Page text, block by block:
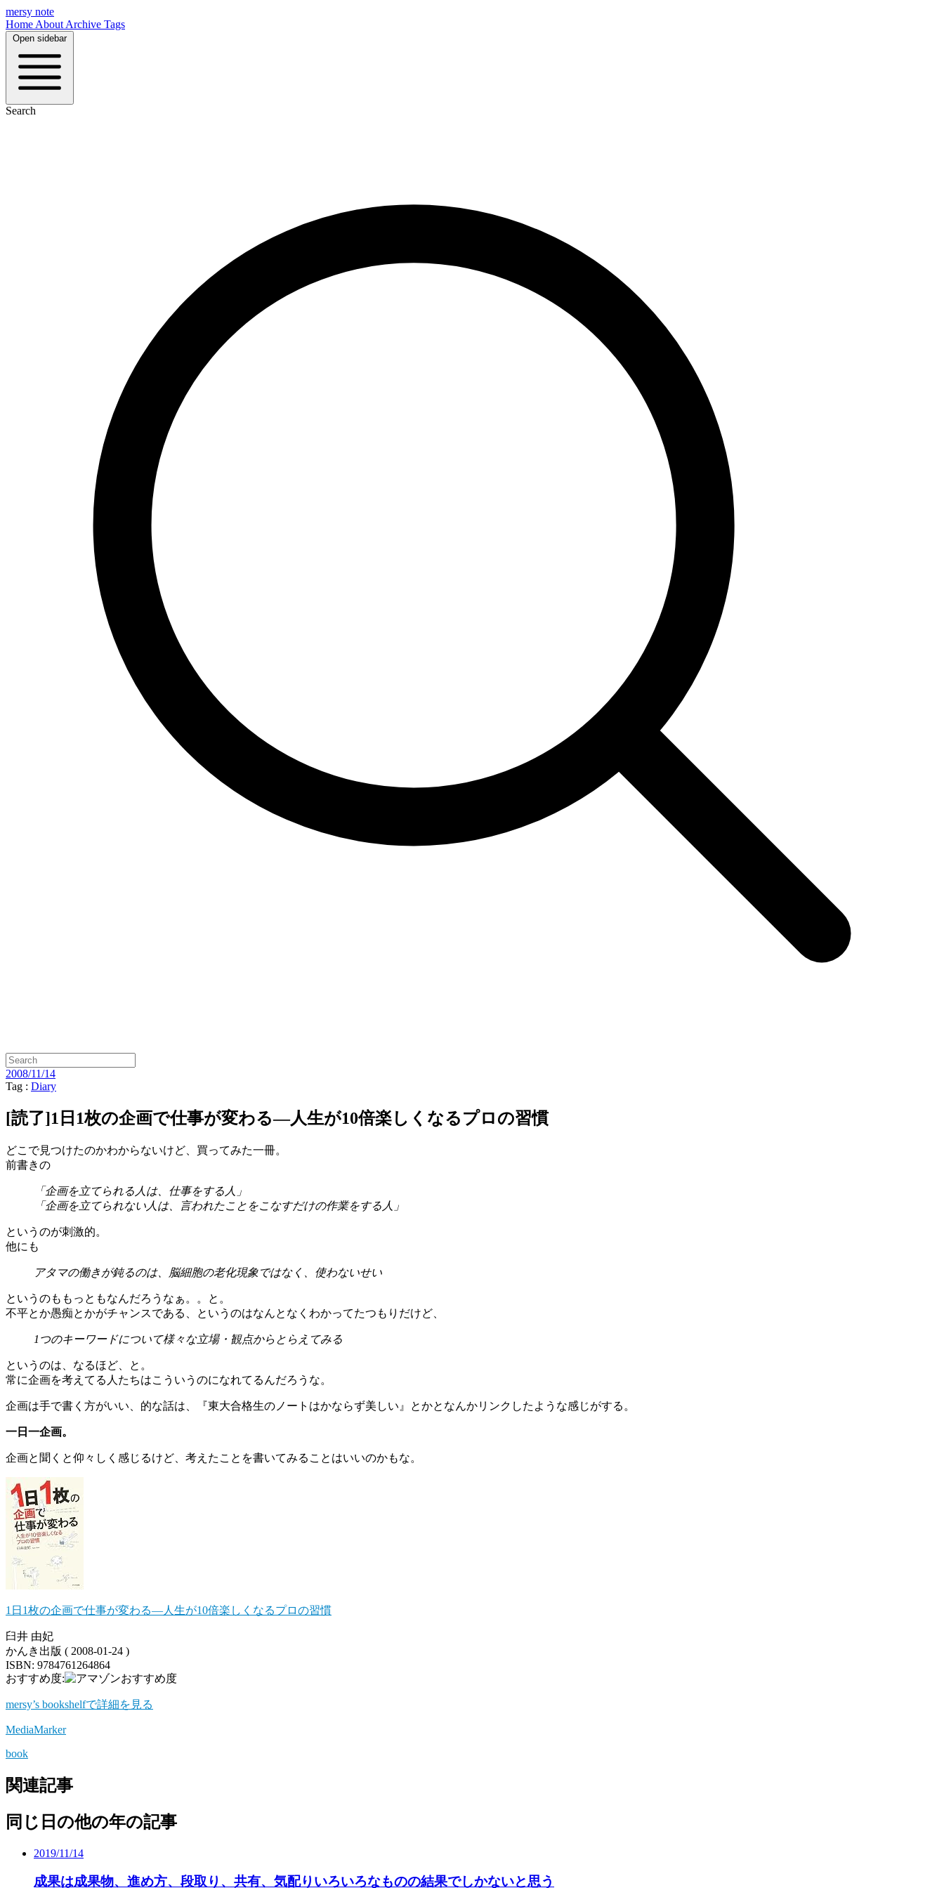
mersy note
Home About Archive Tags
Open sidebar
Search
2008/11/14
Tag : Diary
[読了]1日1枚の企画で仕事が変わる―人生が10倍楽しくなるプロの習慣
どこで見つけたのかわからないけど、買ってみた一冊。
前書きの
「企画を立てられる人は、仕事をする人」
「企画を立てられない人は、言われたことをこなすだけの作業をする人」
というのが刺激的。
他にも
アタマの働きが鈍るのは、脳細胞の老化現象ではなく、使わないせい
というのももっともなんだろうなぁ。。と。
不平とか愚痴とかがチャンスである、というのはなんとなくわかってたつもりだけど、
1つのキーワードについて様々な立場・観点からとらえてみる
というのは、なるほど、と。
常に企画を考えてる人たちはこういうのになれてるんだろうな。
企画は手で書く方がいい、的な話は、『東大合格生のノートはかならず美しい』とかとなんかリンクしたような感じがする。
一日一企画。
企画と聞くと仰々しく感じるけど、考えたことを書いてみることはいいのかもな。
1日1枚の企画で仕事が変わる―人生が10倍楽しくなるプロの習慣
臼井 由妃
かんき出版 ( 2008-01-24 )
ISBN: 9784761264864
おすすめ度:
mersy’s bookshelfで詳細を見る
MediaMarker
book
関連記事
同じ日の他の年の記事
2019/11/14
成果は成果物、進め方、段取り、共有、気配りいろいろなものの結果でしかないと思う